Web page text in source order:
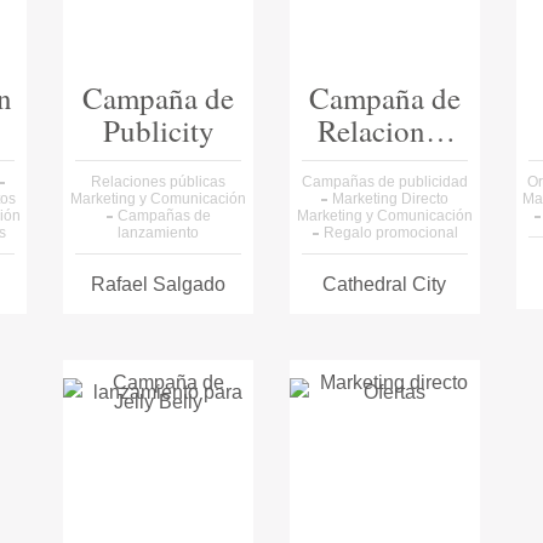
Campaña de
Publicity
Relaciones públicas
Marketing y Comunicación
Campañas de
lanzamiento
Rafael Salgado
Campaña de
Relaciones
Públicas
Campañas de publicidad
Marketing Directo
Marketing y Comunicación
Regalo promocional
Cathedral City